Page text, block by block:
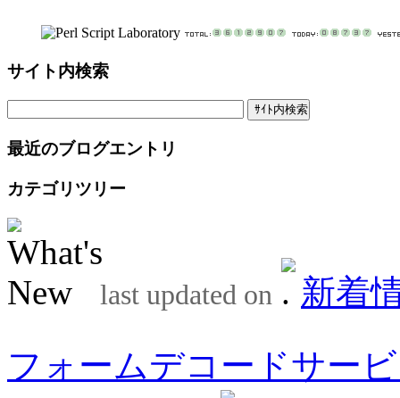
サイト内検索
最近のブログエントリ
カテゴリツリー
last updated on
新着
フォームデコードサー